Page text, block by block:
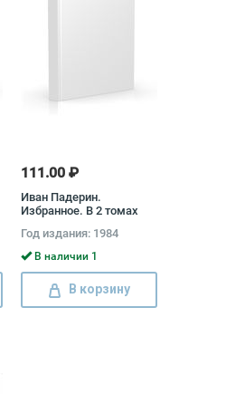
111.00 ₽
Иван Падерин.
Избранное. В 2 томах
Падерин
Год издания: 1984
В наличии 1
В корзину